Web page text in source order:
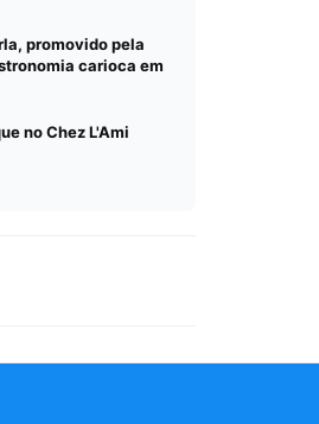
promovido pela
carioca em
no Chez L'Ami